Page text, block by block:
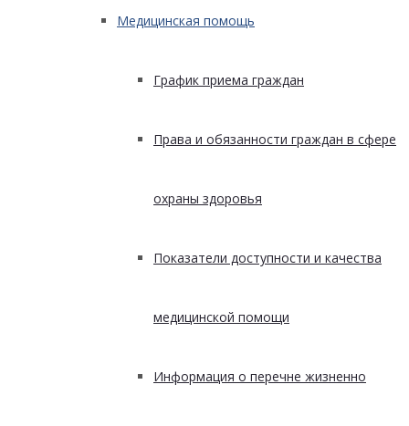
Медицинская помощь
График приема граждан
Права и обязанности граждан в сфере
охраны здоровья
Показатели доступности и качества
медицинской помощи
Информация о перечне жизненно